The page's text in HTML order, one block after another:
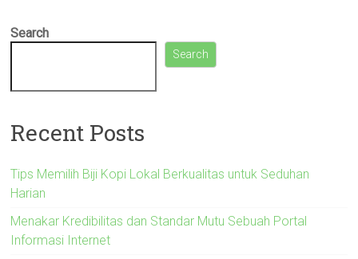
Search
Search
Recent Posts
Tips Memilih Biji Kopi Lokal Berkualitas untuk Seduhan
Harian
Menakar Kredibilitas dan Standar Mutu Sebuah Portal
Informasi Internet